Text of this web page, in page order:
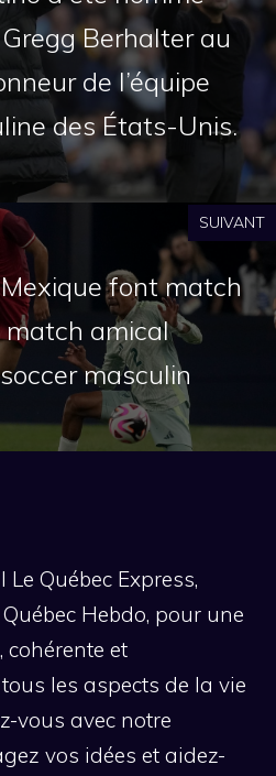
Berhalter au
de l’équipe
des États-Unis.
SUIVANT
font match
match amical
masculin
Québec Express,
Hebdo, pour une
et
les aspects de la vie
vous avec notre
vos idées et aidez-